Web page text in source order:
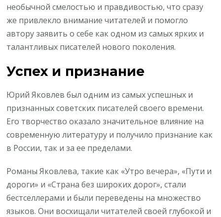
необычной смелостью и правдивостью, что сразу
же привлекло внимание читателей и помогло
автору заявить о себе как одном из самых ярких и
талантливых писателей нового поколения.
Успех и признание
Юрий Яковлев был одним из самых успешных и
признанных советских писателей своего времени.
Его творчество оказало значительное влияние на
современную литературу и получило признание как
в России, так и за ее пределами.
Романы Яковлева, такие как «Утро вечера», «Пути и
дороги» и «Страна без широких дорог», стали
бестселлерами и были переведены на множество
языков. Они восхищали читателей своей глубокой и